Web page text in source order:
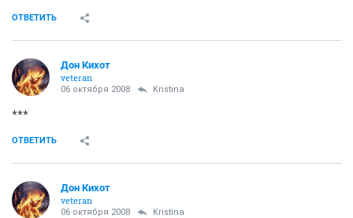
ОТВЕТИТЬ
Дон Кихот
veteran
06 октября 2008 Kristina
***
ОТВЕТИТЬ
Дон Кихот
veteran
06 октября 2008 Kristina